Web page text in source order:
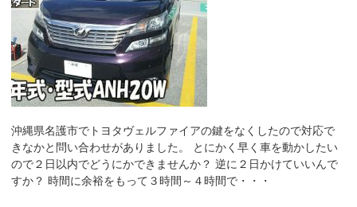
沖縄県名護市でトヨタヴェルファイアの鍵をなくしたので対応で
きなかと問い合わせがありました。 とにかく早く車を動かしたい
ので２日以内でどうにかできませんか？ 逆に２日かけていいんで
すか？ 時間に余裕をもって３時間～４時間で・・・